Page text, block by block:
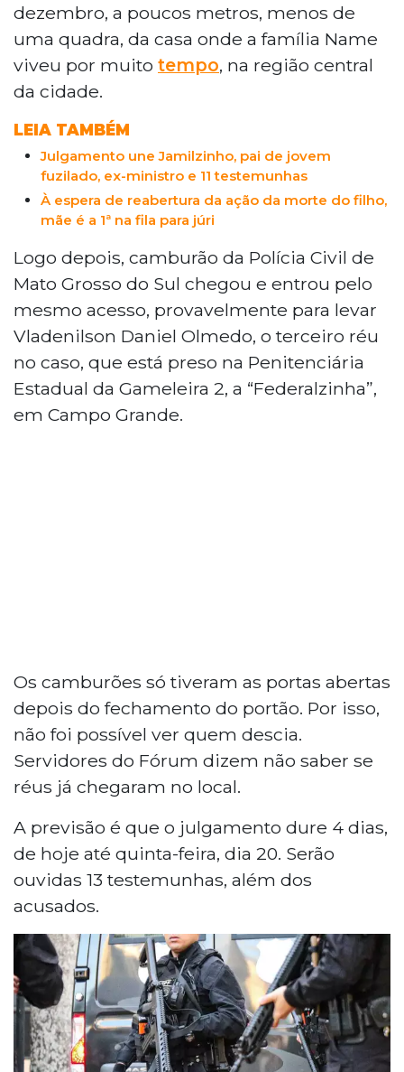
dezembro, a poucos metros, menos de
uma quadra, da casa onde a família Name
viveu por muito tempo, na região central
da cidade.
LEIA TAMBÉM
Julgamento une Jamilzinho, pai de jovem
fuzilado, ex-ministro e 11 testemunhas
À espera de reabertura da ação da morte do filho,
mãe é a 1ª na fila para júri
Logo depois, camburão da Polícia Civil de
Mato Grosso do Sul chegou e entrou pelo
mesmo acesso, provavelmente para levar
Vladenilson Daniel Olmedo, o terceiro réu
no caso, que está preso na Penitenciária
Estadual da Gameleira 2, a “Federalzinha”,
em Campo Grande.
Os camburões só tiveram as portas abertas
depois do fechamento do portão. Por isso,
não foi possível ver quem descia.
Servidores do Fórum dizem não saber se
réus já chegaram no local.
A previsão é que o julgamento dure 4 dias,
de hoje até quinta-feira, dia 20. Serão
ouvidas 13 testemunhas, além dos
acusados.